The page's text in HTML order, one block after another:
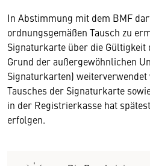
In Abstimmung mit dem BMF
ordnungsgemäßen Tausch zu
Signaturkarte über die
Grund der außergewöhnlichen
Signaturkarten) weiterverwendet
Tausches der Signaturkarte
in der Registrierkasse hat
erfolgen.